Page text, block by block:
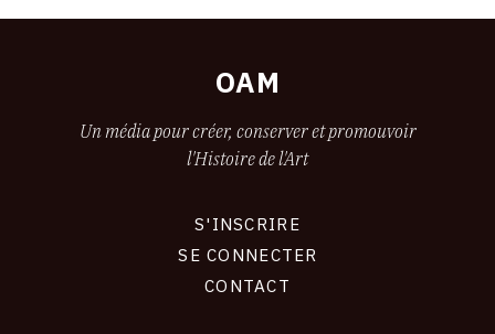
OAM
Un média pour créer, conserver et promouvoir
l'Histoire de l'Art
S'INSCRIRE
SE CONNECTER
CONTACT